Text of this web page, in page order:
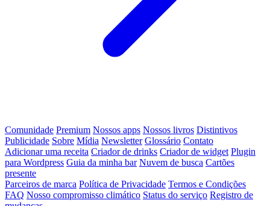
Comunidade Premium Nossos apps Nossos livros Distintivos
Publicidade Sobre Mídia Newsletter Glossário Contato
Adicionar uma receita Criador de drinks Criador de widget Plugin
para Wordpress Guia da minha bar Nuvem de busca Cartões
presente
Parceiros de marca Política de Privacidade Termos e Condições
FAQ Nosso compromisso climático Status do serviço Registro de